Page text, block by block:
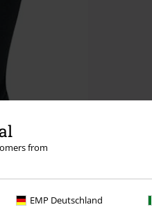
from
EMP Deutschland